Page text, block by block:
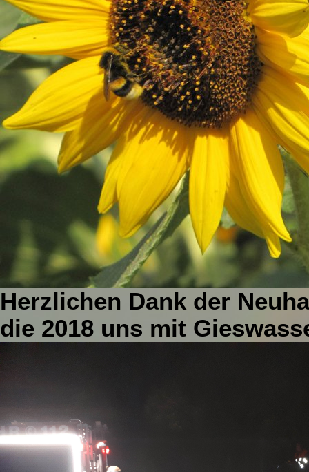
Herzlichen Dank der
die 2018 uns mit